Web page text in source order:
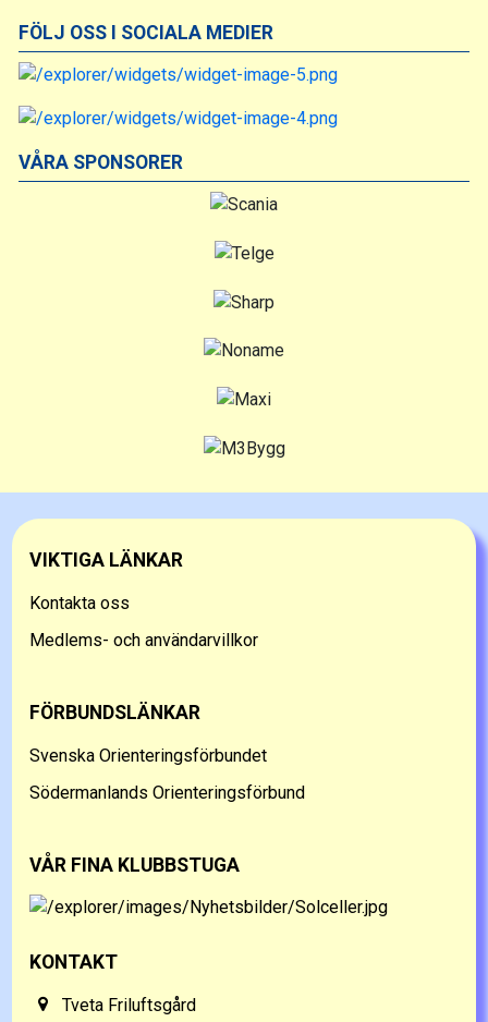
FÖLJ OSS I SOCIALA MEDIER
VÅRA SPONSORER
VIKTIGA LÄNKAR
Kontakta oss
Medlems- och användarvillkor
FÖRBUNDSLÄNKAR
Svenska Orienteringsförbundet
Södermanlands Orienteringsförbund
VÅR FINA KLUBBSTUGA
KONTAKT
Tveta Friluftsgård